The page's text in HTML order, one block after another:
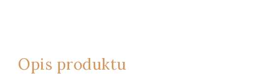
Opis produktu